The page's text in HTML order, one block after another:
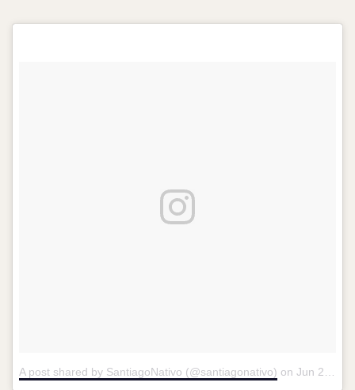
A post shared by SantiagoNativo (@santiagonativo) on Jun 26, 2018 at 4:13am PDT